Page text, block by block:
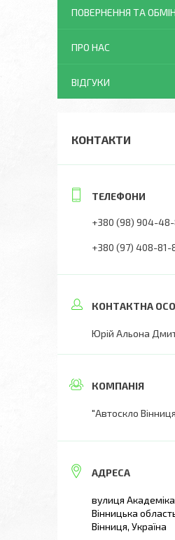
ПОВЕРНЕННЯ ТА ОБМІН
ПРО НАС
ВІДГУКИ
КОНТАКТИ
+380 (98) 904-
+380 (97) 408-81-
Юрій Альона
"Автоскло
вулиця
Вінницька
Вінниця, Україна